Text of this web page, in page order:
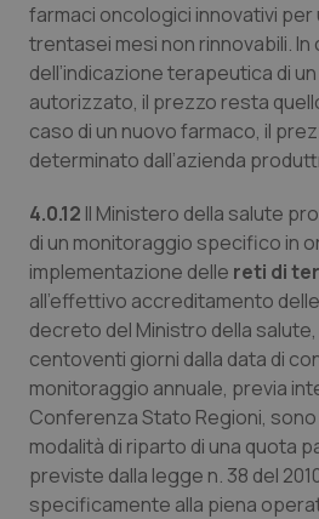
farmaci oncologici innovativi per
trentasei mesi non rinnovabili.
dell’indicazione terapeutica di
autorizzato, il prezzo resta
caso di un nuovo farmaco, il
determinato dall’azienda
4.0.12 Il Ministero della salute
di un monitoraggio specifico in
implementazione delle reti di
all’effettivo accreditamento
decreto del Ministro della
centoventi giorni dalla data di
monitoraggio annuale, previa
Conferenza Stato Regioni, sono
modalità di riparto di una quota
previste dalla legge n. 38 del
specificamente alla piena